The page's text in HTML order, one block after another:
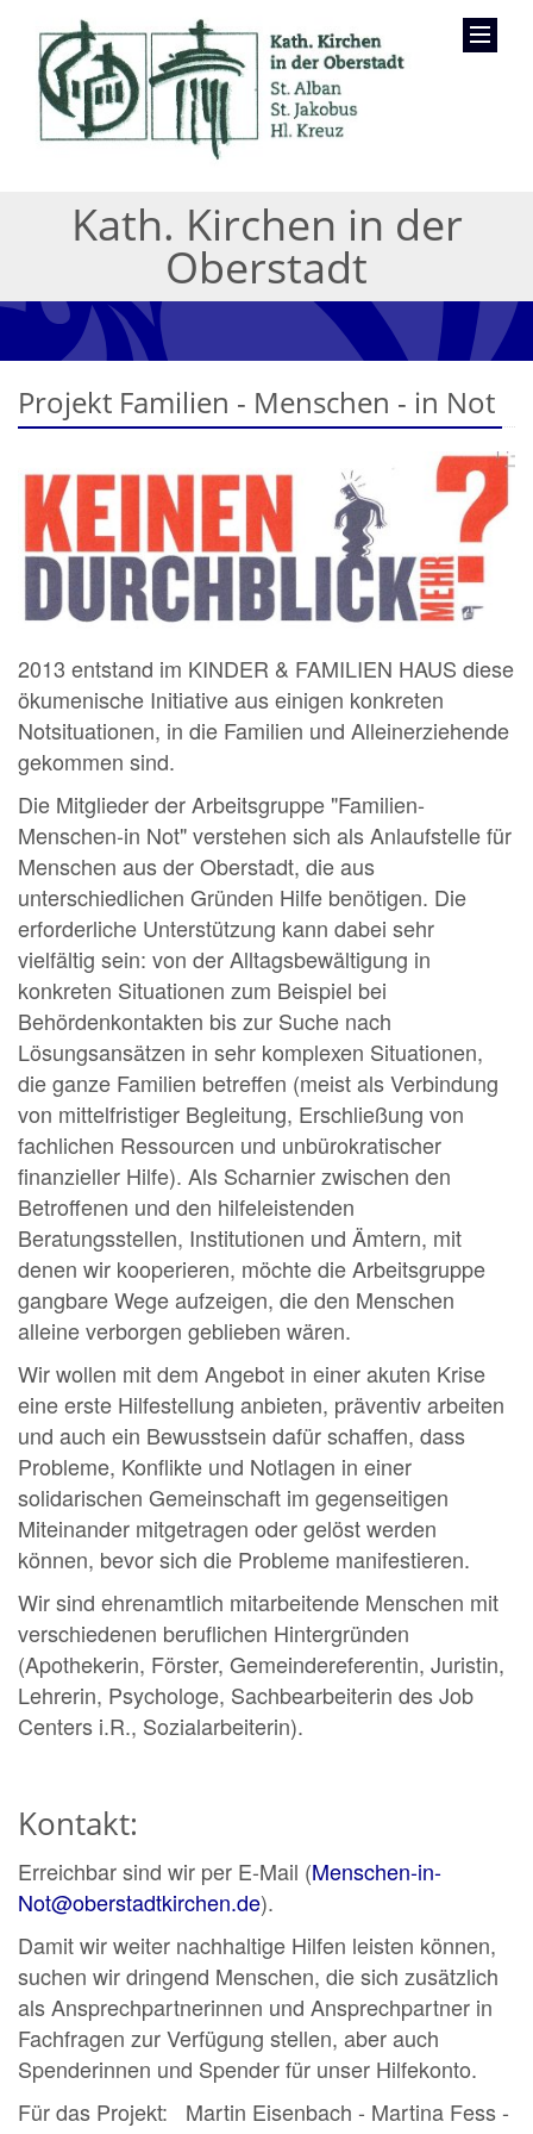
Kath. Kirchen in der
Oberstadt
Projekt Familien - Menschen - in Not
2013 entstand im KINDER & FAMILIEN HAUS diese
ökumenische Initiative aus einigen konkreten
Notsituationen, in die Familien und Alleinerziehende
gekommen sind.
Die Mitglieder der Arbeitsgruppe "Familien-
Menschen-in Not" verstehen sich als Anlaufstelle für
Menschen aus der Oberstadt, die aus
unterschiedlichen Gründen Hilfe benötigen. Die
erforderliche Unterstützung kann dabei sehr
vielfältig sein: von der Alltagsbewältigung in
konkreten Situationen zum Beispiel bei
Behördenkontakten bis zur Suche nach
Lösungsansätzen in sehr komplexen Situationen,
die ganze Familien betreffen (meist als Verbindung
von mittelfristiger Begleitung, Erschließung von
fachlichen Ressourcen und unbürokratischer
finanzieller Hilfe). Als Scharnier zwischen den
Betroffenen und den hilfeleistenden
Beratungsstellen, Institutionen und Ämtern, mit
denen wir kooperieren, möchte die Arbeitsgruppe
gangbare Wege aufzeigen, die den Menschen
alleine verborgen geblieben wären.
Wir wollen mit dem Angebot in einer akuten Krise
eine erste Hilfestellung anbieten, präventiv arbeiten
und auch ein Bewusstsein dafür schaffen, dass
Probleme, Konflikte und Notlagen in einer
solidarischen Gemeinschaft im gegenseitigen
Miteinander mitgetragen oder gelöst werden
können, bevor sich die Probleme manifestieren.
Wir sind ehrenamtlich mitarbeitende Menschen mit
verschiedenen beruflichen Hintergründen
(Apothekerin, Förster, Gemeindereferentin, Juristin,
Lehrerin, Psychologe, Sachbearbeiterin des Job
Centers i.R., Sozialarbeiterin).
Kontakt:
Erreichbar sind wir per E-Mail (Menschen-in-
Not@oberstadtkirchen.de).
Damit wir weiter nachhaltige Hilfen leisten können,
suchen wir dringend Menschen, die sich zusätzlich
als Ansprechpartnerinnen und Ansprechpartner in
Fachfragen zur Verfügung stellen, aber auch
Spenderinnen und Spender für unser Hilfekonto.
Für das Projekt: Martin Eisenbach - Martina Fess -